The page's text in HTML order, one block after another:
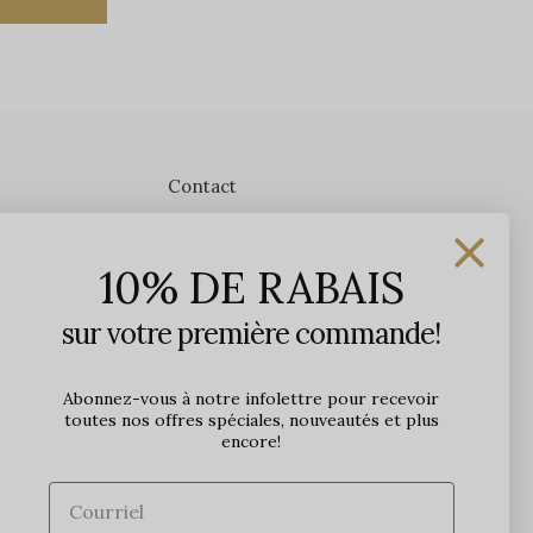
Contact
1650 avenue Jules-Verne, Local 103
G2G 2R1, Québec, Canada
Lundi: 9h - 17h
Mardi: 9h - 17h
Mercredi: 9h - 18h
Jeudi: 9h - 21h
10% DE RABAIS
sur votre première commande!
Abonnez-vous à notre infolettre pour recevoir
toutes nos offres spéciales, nouveautés et plus
encore!